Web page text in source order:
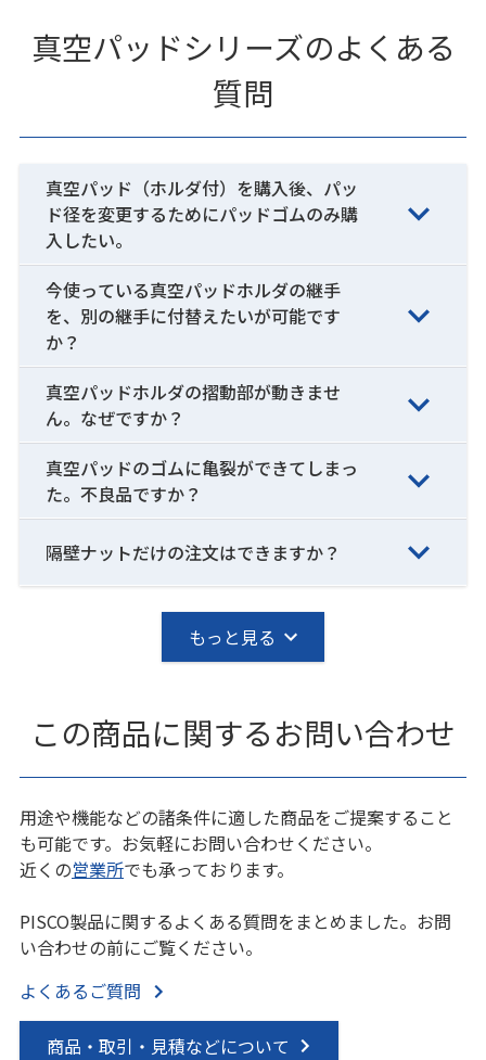
真空パッドシリーズのよくある
質問
真空パッド（ホルダ付）を購入後、パッ
ド径を変更するためにパッドゴムのみ購
入したい。
今使っている真空パッドホルダの継手
を、別の継手に付替えたいが可能です
か？
真空パッドホルダの摺動部が動きませ
ん。なぜですか？
真空パッドのゴムに亀裂ができてしまっ
た。不良品ですか？
隔壁ナットだけの注文はできますか？
もっと見る
この商品に関するお問い合わせ
用途や機能などの諸条件に適した商品をご提案すること
も可能です。お気軽にお問い合わせください。
近くの営業所でも承っております。
PISCO製品に関するよくある質問をまとめました。お問
い合わせの前にご覧ください。
よくあるご質問
商品・取引・見積などについて